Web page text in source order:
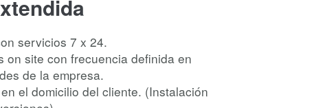
servicios 7 x 24.
on site con frecuencia definida en
de la empresa.
el domicilio del cliente. (Instalación